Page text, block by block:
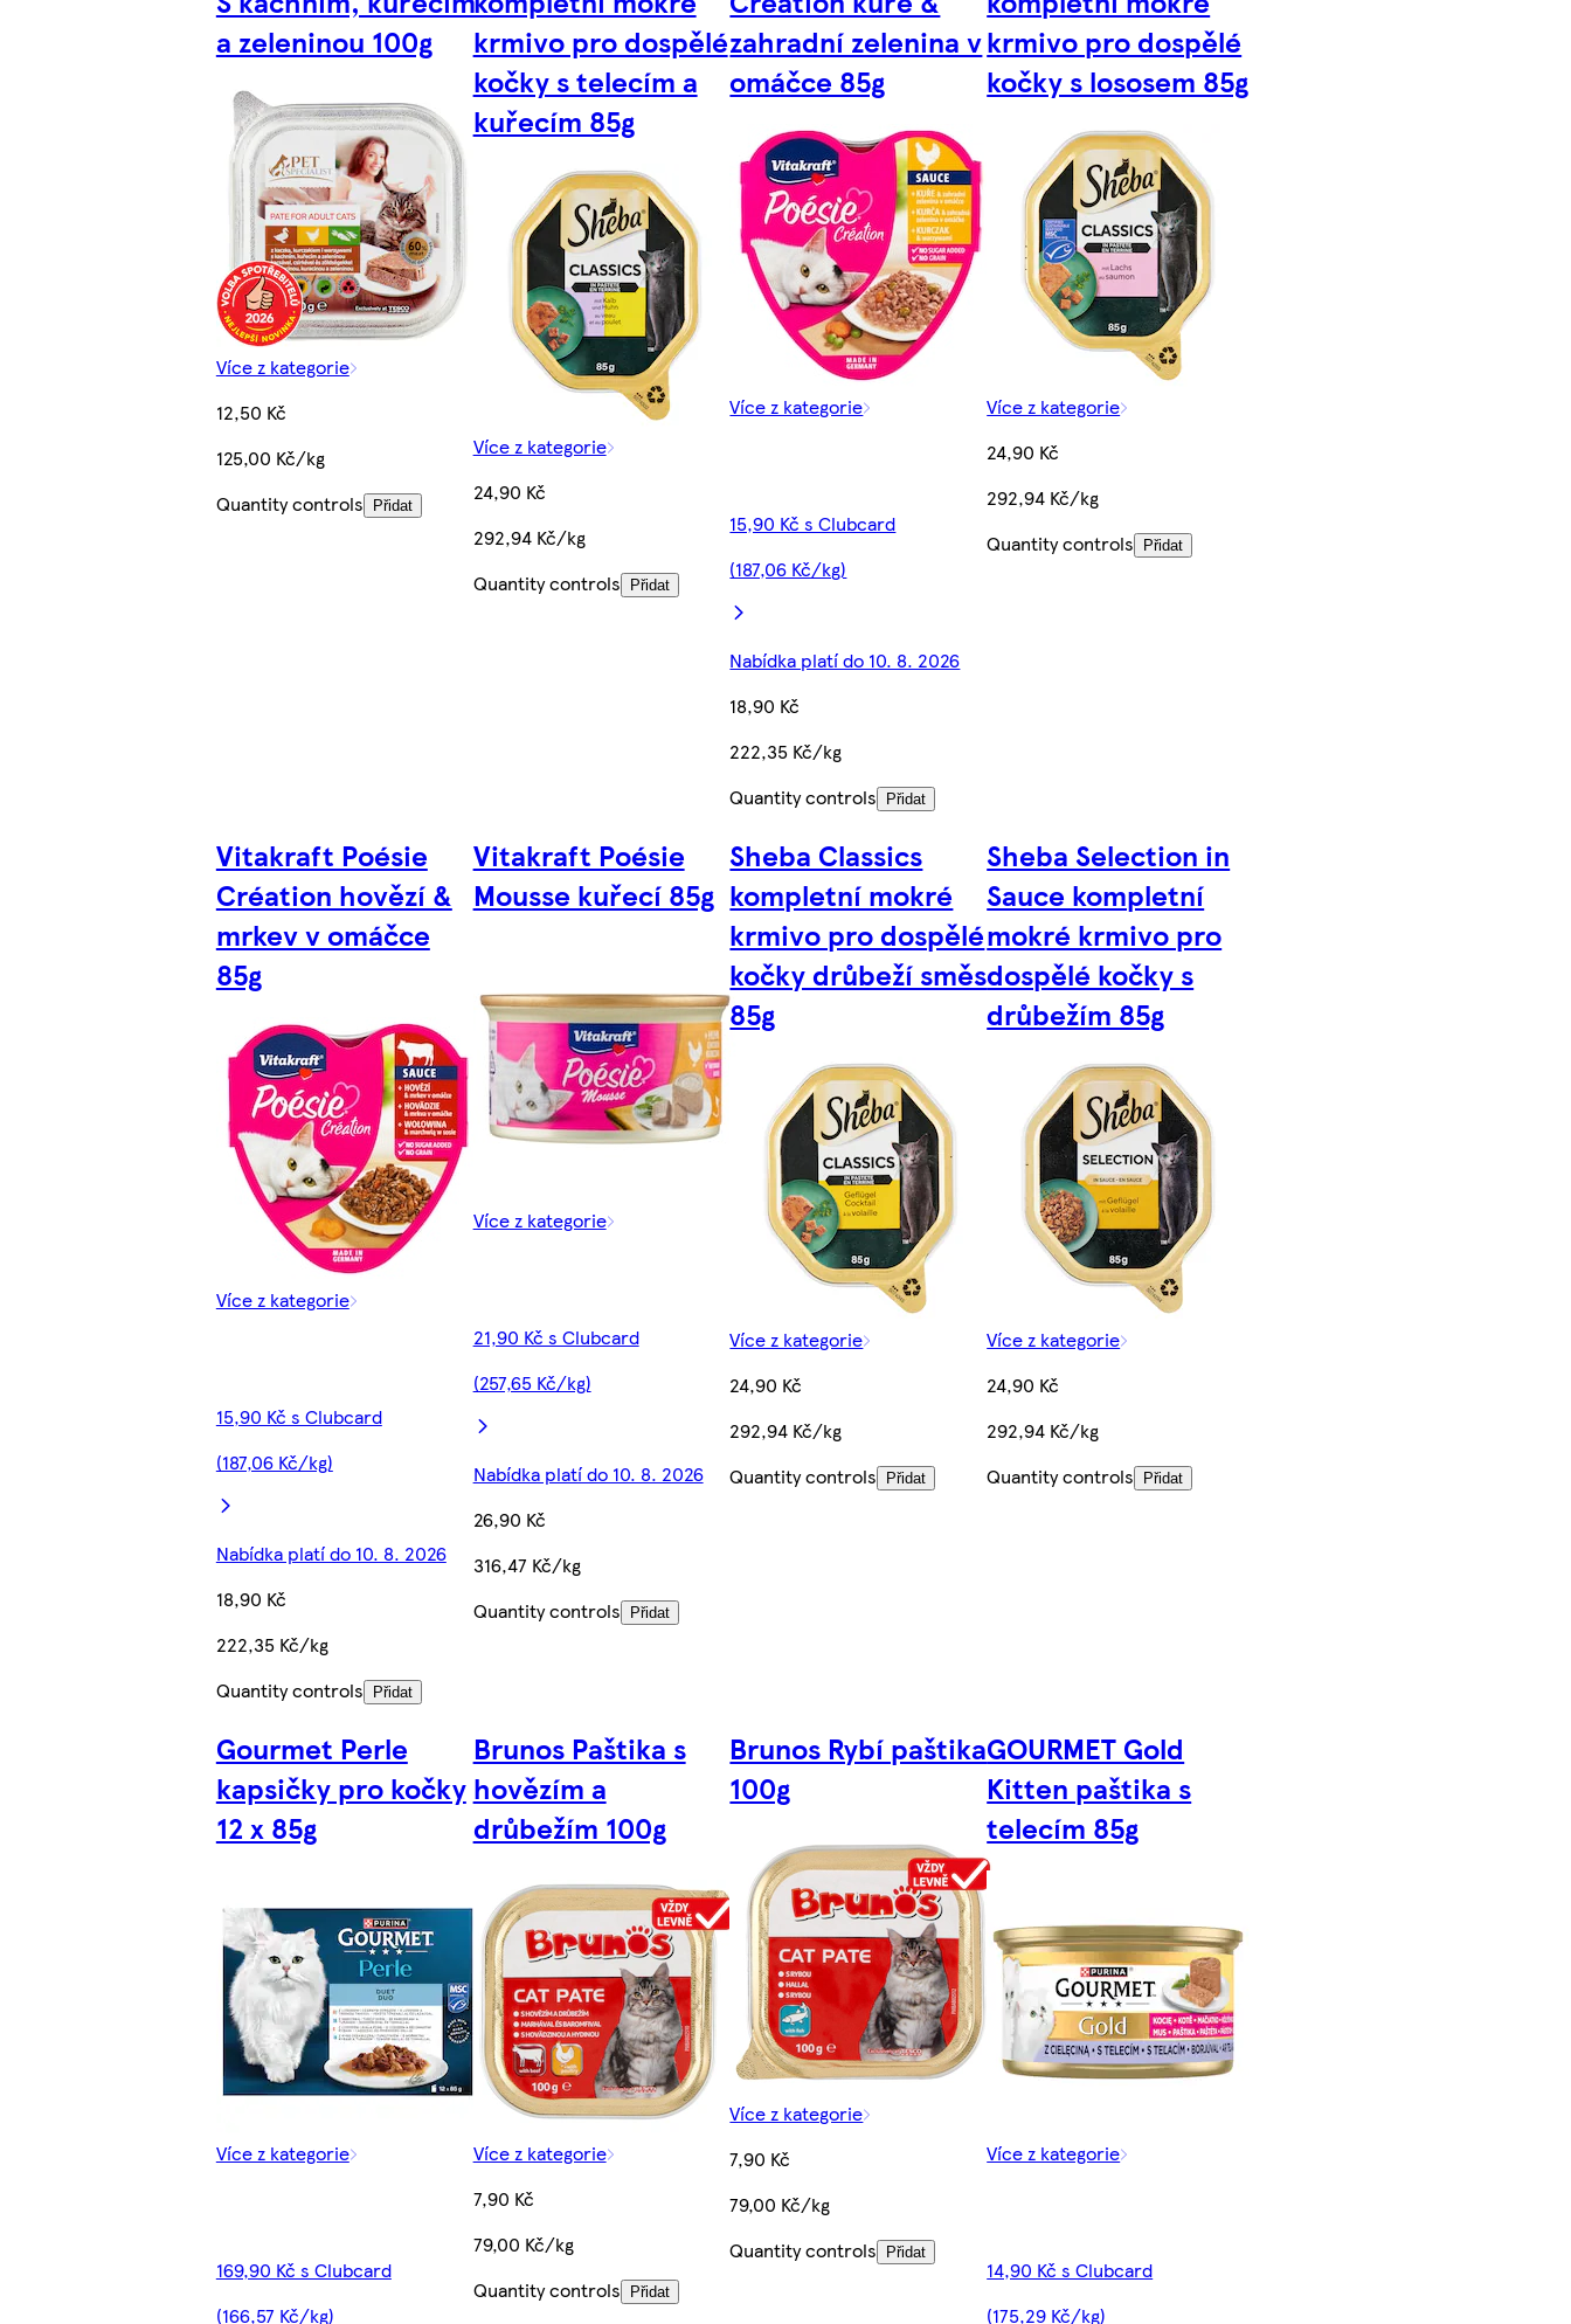
a zeleninou 100g
Více z kategorie
12,50 Kč
125,00 Kč/kg
Quantity controls
Přidat
krmivo pro dospělé
kočky s telecím a
kuřecím 85g
Více z kategorie
24,90 Kč
292,94 Kč/kg
Quantity controls
Přidat
zahradní zelenina v
omáčce 85g
Více z kategorie
15,90 Kč s Clubcard
(187,06 Kč/kg)
Nabídka platí do 10. 8. 2026
18,90 Kč
222,35 Kč/kg
Quantity controls
Přidat
krmivo pro dospělé
kočky s lososem 85g
Více z kategorie
24,90 Kč
292,94 Kč/kg
Quantity controls
Přidat
Vitakraft Poésie
Création hovězí &
mrkev v omáčce
85g
Více z kategorie
15,90 Kč s Clubcard
(187,06 Kč/kg)
Nabídka platí do 10. 8. 2026
18,90 Kč
222,35 Kč/kg
Quantity controls
Přidat
Vitakraft Poésie
Mousse kuřecí 85g
Více z kategorie
21,90 Kč s Clubcard
(257,65 Kč/kg)
Nabídka platí do 10. 8. 2026
26,90 Kč
316,47 Kč/kg
Quantity controls
Přidat
Sheba Classics
kompletní mokré
krmivo pro dospělé
kočky drůbeží směs
85g
Více z kategorie
24,90 Kč
292,94 Kč/kg
Quantity controls Přidat
Sheba Selection in
Sauce kompletní
mokré krmivo pro
dospělé kočky s
drůbežím 85g
Více z kategorie
24,90 Kč
292,94 Kč/kg
Quantity controls Přidat
Gourmet Perle
kapsičky pro kočky
12 x 85g
Více z kategorie
169,90 Kč s Clubcard
(166,57 Kč/kg)
Brunos Paštika s
hovězím a
drůbežím 100g
Více z kategorie
7,90 Kč
79,00 Kč/kg
Quantity controls
Přidat
Brunos Rybí paštika
100g
Více z kategorie
7,90 Kč
79,00 Kč/kg
Quantity controls Přidat
GOURMET Gold
Kitten paštika s
telecím 85g
Více z kategorie
14,90 Kč s Clubcard
(175,29 Kč/kg)